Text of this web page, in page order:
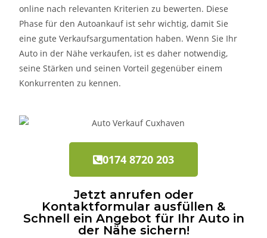
online nach relevanten Kriterien zu bewerten. Diese
Phase für den Autoankauf ist sehr wichtig, damit Sie
eine gute Verkaufsargumentation haben. Wenn Sie Ihr
Auto in der Nähe verkaufen, ist es daher notwendig,
seine Stärken und seinen Vorteil gegenüber einem
Konkurrenten zu kennen.
0174 8720 203
Jetzt anrufen oder
Kontaktformular ausfüllen &
Schnell ein Angebot für Ihr Auto in
der Nähe sichern!